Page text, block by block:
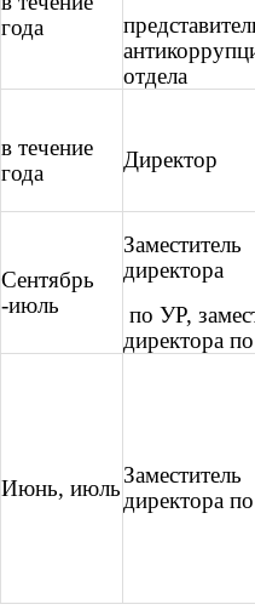
года
отдела
в течение
года
Директор
Сентябрь
-июль
Заместитель
директора
по УР,
директора
Июнь, июль
Заместитель
директора